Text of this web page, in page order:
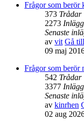
Frågor som berör
373 Trådar
2273 Inlägg
Senaste
av vit Gå
09 maj
Frågor som berör
542 Trådar
3377 Inlägg
Senaste
av kinrhen
02 aug